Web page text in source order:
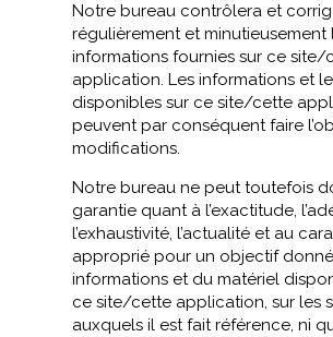
Notre bureau contrôlera et
régulièrement et minutieusement
informations fournies sur ce site/
application. Les informations et
disponibles sur ce site/cette
peuvent par conséquent faire
modifications.
Notre bureau ne peut toutefois
garantie quant à l’exactitude,
l’exhaustivité, l’actualité et au
approprié pour un objectif
informations et du matériel
ce site/cette application, sur les
auxquels il est fait référence, ni